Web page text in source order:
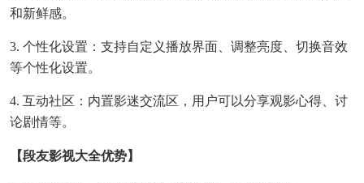
和新鲜感。
3. 个性化设置：支持自定义播放界面、调整亮度、切换音效
等个性化设置。
4. 互动社区：内置影迷交流区，用户可以分享观影心得、讨
论剧情等。
【段友影视大全优势】